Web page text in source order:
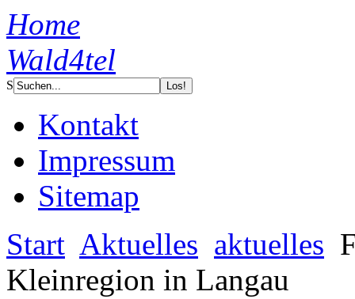
Home
Wald4tel
S
Kontakt
Impressum
Sitemap
Start Aktuelles aktuelles
Kleinregion in Langau